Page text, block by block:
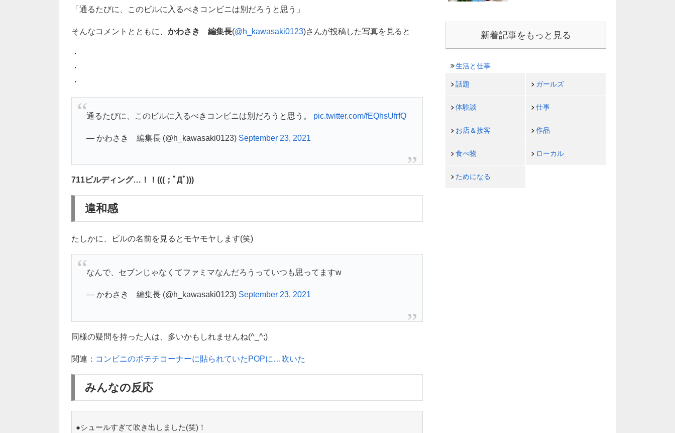
「通るたびに、このビルに入るべきコンビニは別だろうと思う」
そんなコメントとともに、 かわさき 編集長(@h_kawasaki0123)さんが投稿した写真を見ると
・
・
・
通るたびに、このビルに入るべきコンビニは別だろうと思う。 pic.twitter.com/fEQhsUfrfQ
— かわさき 編集長 (@h_kawasaki0123) September 23, 2021
711ビルディング…！！(((；ﾟДﾟ)))
違和感
たしかに、ビルの名前を見るとモヤモヤします(笑)
なんで、セブンじゃなくてファミマなんだろうっていつも思ってますw
— かわさき 編集長 (@h_kawasaki0123) September 23, 2021
同様の疑問を持った人は、多いかもしれませんね(^_^;)
関連： コンビニのポテチコーナーに貼られていたPOPに…吹いた
みんなの反応
●シュールすぎて吹き出しました(笑)！
新着記事をもっと見る
生活と仕事
話題 ガールズ
体験談 仕事
お店＆接客 作品
食べ物 ローカル
ためになる